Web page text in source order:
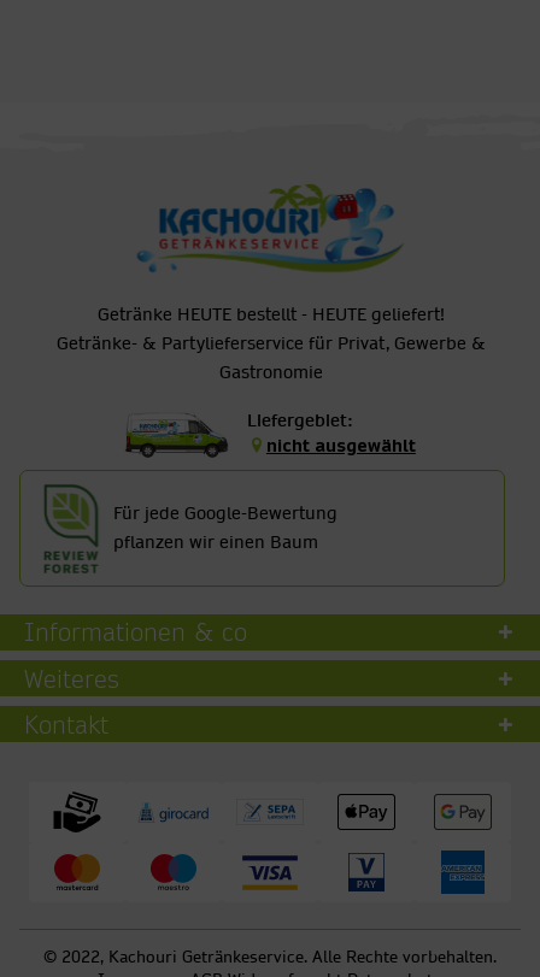
Getränke HEUTE bestellt - HEUTE geliefert!
Getränke- & Partylieferservice für Privat, Gewerbe &
Gastronomie
Liefergebiet:
nicht ausgewählt
Für jede Google-Bewertung
pflanzen wir einen Baum
Informationen & co
Weiteres
Kontakt
© 2022, Kachouri Getränkeservice. Alle Rechte vorbehalten.